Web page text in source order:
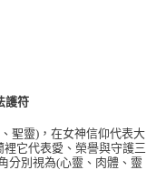
護符
聖靈)，在女神信仰代表大
它代表愛、榮譽與守護三
分別視為(心靈、肉體、靈